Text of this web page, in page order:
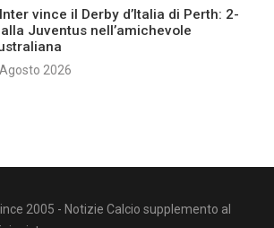
vince il Derby d’Italia di Perth: 2-
Juventus nell’amichevole
2026
2005 - Notizie Calcio supplemento al